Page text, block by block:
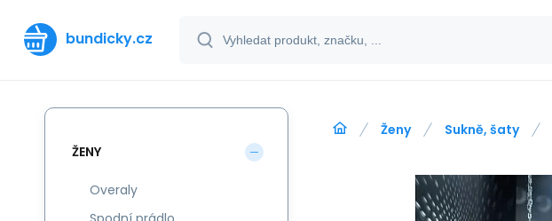
bundicky.cz
Ženy Sukně, šaty
ŽENY
Overaly